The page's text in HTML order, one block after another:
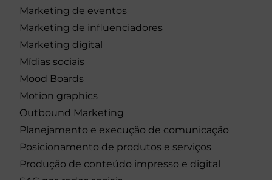
Marketing de eventos
Marketing de influenciadores
Marketing digital
Mídias sociais
Mood Boards
Motion graphics
Outbound Marketing
Planejamento e execução de comunicação
Posicionamento de produtos e serviços
Produção de conteúdo impresso e digital